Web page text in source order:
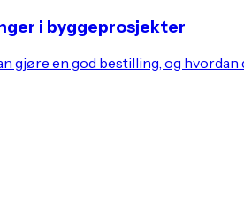
i byggeprosjekter
gjøre en god bestilling, og